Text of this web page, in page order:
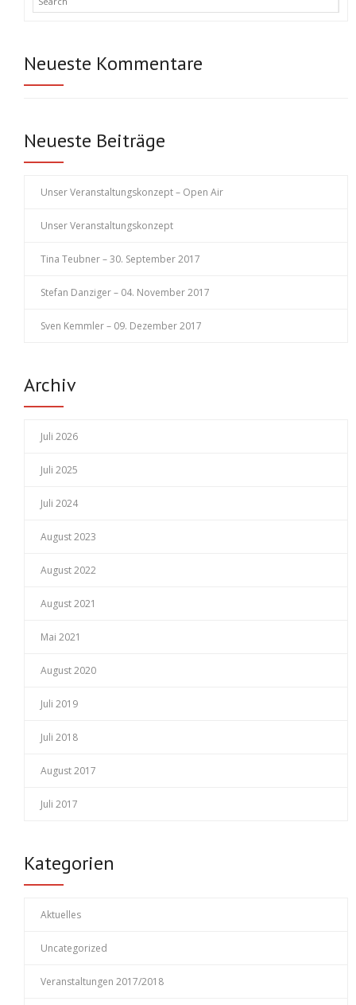
Neueste Kommentare
Neueste Beiträge
Unser Veranstaltungskonzept – Open Air
Unser Veranstaltungskonzept
Tina Teubner – 30. September 2017
Stefan Danziger – 04. November 2017
Sven Kemmler – 09. Dezember 2017
Archiv
Juli 2026
Juli 2025
Juli 2024
August 2023
August 2022
August 2021
Mai 2021
August 2020
Juli 2019
Juli 2018
August 2017
Juli 2017
Kategorien
Aktuelles
Uncategorized
Veranstaltungen 2017/2018